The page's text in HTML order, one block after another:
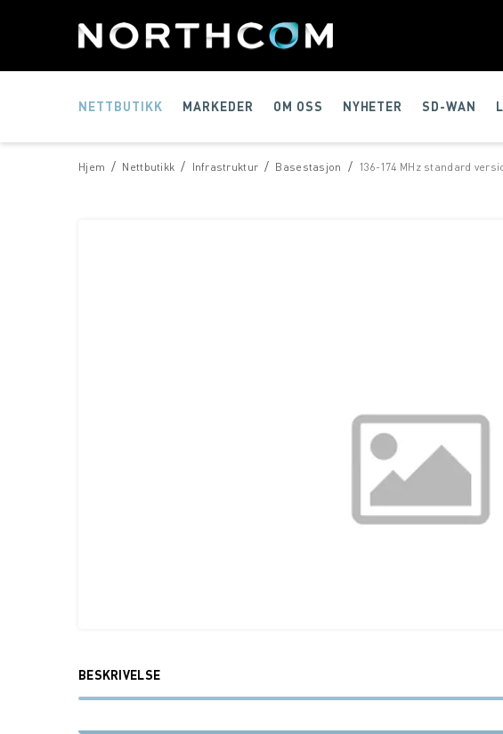
NETTBUTIKK MARKEDER OM OSS NYHETER SD-WAN
/
Hjem /
Nettbutikk /
Infrastruktur /
Basestasjon 136-174 MHz standard
BESKRIVELSE